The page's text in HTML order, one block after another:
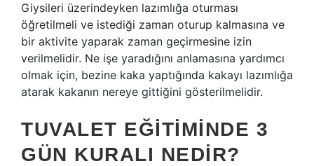
Giysileri üzerindeyken lazımlığa oturması
öğretilmeli ve istediği zaman oturup kalmasına ve
bir aktivite yaparak zaman geçirmesine izin
verilmelidir. Ne işe yaradığını anlamasına yardımcı
olmak için, bezine kaka yaptığında kakayı lazımlığa
atarak kakanın nereye gittiğini gösterilmelidir.
TUVALET EĞITIMINDE 3
GÜN KURALI NEDIR?